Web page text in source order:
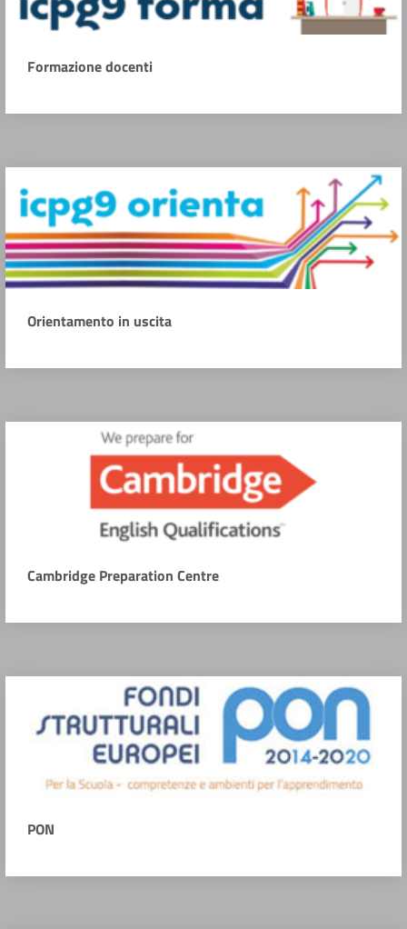
Formazione docenti
Orientamento in uscita
Cambridge Preparation Centre
PON